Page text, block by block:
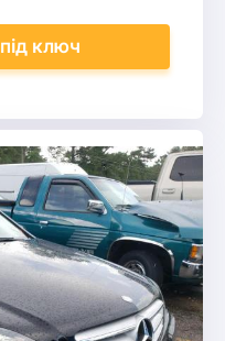
під ключ